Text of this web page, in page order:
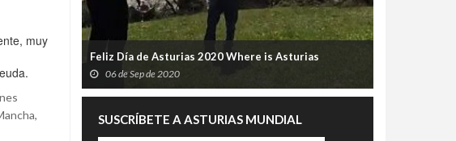
muy
Feliz Día de Asturias 2020 Where is Asturias
06 de Sep de 2020
SUSCRÍBETE A ASTURIAS MUNDIAL